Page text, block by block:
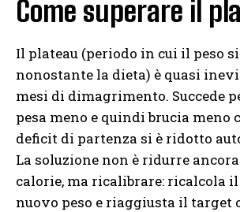
Come superare il
Il plateau (periodo in cui il peso
nonostante la dieta) è quasi
mesi di dimagrimento. Succede
pesa meno e quindi brucia meno
deficit di partenza si è ridotto
La soluzione non è ridurre
calorie, ma ricalibrare: ricalcola il
nuovo peso e riaggiusta il target